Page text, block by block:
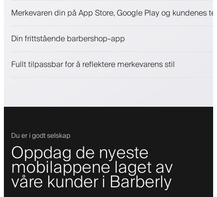
Betalinger, sikkerhetsdepositum
Engasjer kunder med et lojalitetsprogram
Merkevaren din på App Store, Google Play og kundenes
Din frittstående barbershop-app
Fullt tilpassbar for å reflektere merkevarens stil
Du er i godt selskap
Oppdag de nyeste
mobilappene laget av
våre kunder i Barberly